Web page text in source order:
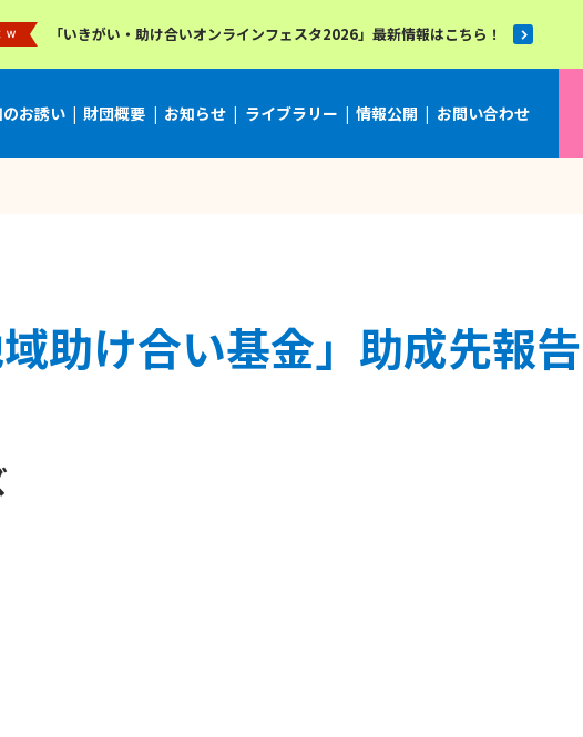
「いきがい・助け合いオンラインフェスタ2026」最新情報はこちら！
お誘い 財団概要 お知らせ ライブラリー 情報公開 お問い合わせ
助け合い基金」助成先報告